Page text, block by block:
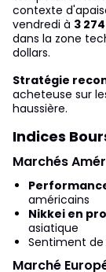
contexte
vendredi à 3
dans la zone
dollars.
Stratégie
acheteuse sur
haussière.
Indices
Marchés
américains
Nikkei en
asiatique
Sentiment
Marché